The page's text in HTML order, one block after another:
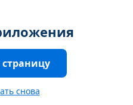
снова